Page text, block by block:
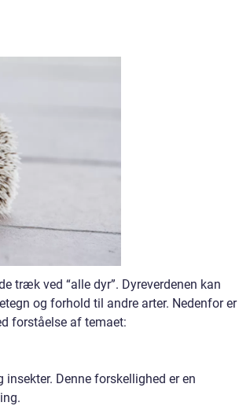
træk ved “alle dyr”. Dyreverdenen kan
og forhold til andre arter. Nedenfor er
forståelse af temaet:
insekter. Denne forskellighed er en